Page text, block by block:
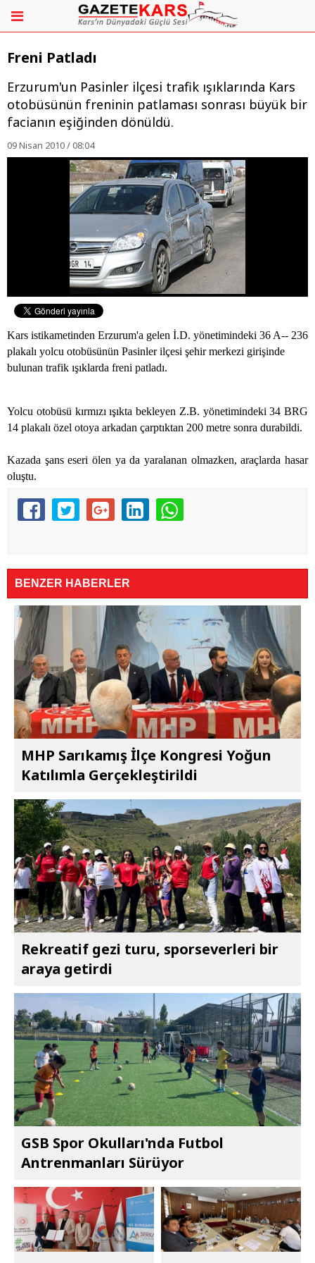
Freni Patladı
Erzurum'un Pasinler ilçesi trafik ışıklarında Kars
otobüsünün freninin patlaması sonrası büyük bir
facianın eşiğinden dönüldü.
09 Nisan 2010 / 08:04
Kars istikametinden Erzurum'a gelen İ.D. yönetimindeki 36 A-- 236
plakalı yolcu otobüsünün Pasinler ilçesi şehir merkezi girişinde
bulunan trafik ışıklarda freni patladı.
Yolcu otobüsü kırmızı ışıkta bekleyen Z.B. yönetimindeki 34 BRG
14 plakalı özel otoya arkadan çarptıktan 200 metre sonra durabildi.
Kazada şans eseri ölen ya da yaralanan olmazken, araçlarda hasar
oluştu.
BENZER HABERLER
MHP Sarıkamış İlçe Kongresi Yoğun
Katılımla Gerçekleştirildi
Rekreatif gezi turu, sporseverleri bir
araya getirdi
GSB Spor Okulları'nda Futbol
Antrenmanları Sürüyor